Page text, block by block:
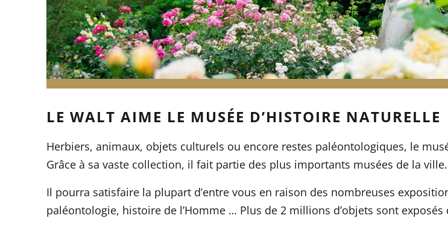
LE WALT AIME LE MUSÉE D’HISTOIRE NATURELLE
Herbiers, animaux, objets culturels ou encore restes paléontologiques, le
Grâce à sa vaste collection, il fait partie des plus importants musées de la ville.
Il pourra satisfaire la plupart d’entre vous en raison des nombreuses
paléontologie, histoire de l’Homme … Plus de 2 millions d’objets sont exposés